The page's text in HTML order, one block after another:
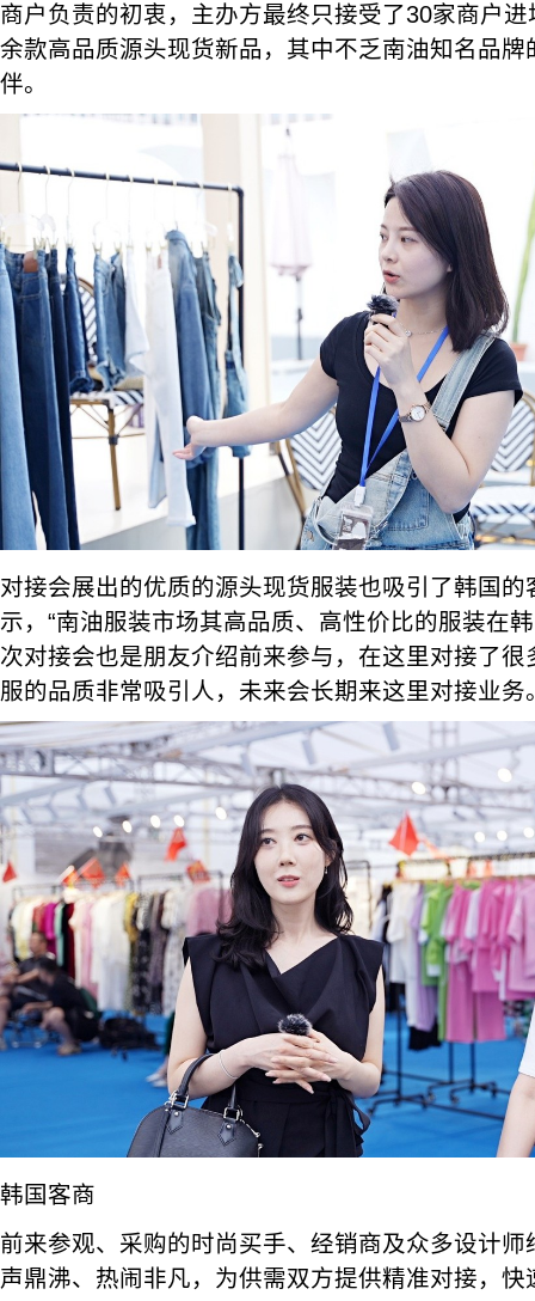
商户负责的初衷，主办方最终只接受了30家商户
余款高品质源头现货新品，其中不乏南油知名品牌
伴。
对接会展出的优质的源头现货服装也吸引了韩国
示，“南油服装市场其高品质、高性价比的服装在
次对接会也是朋友介绍前来参与，在这里对接了
服的品质非常吸引人，未来会长期来这里对接业务
韩国客商
前来参观、采购的时尚买手、经销商及众多设计
声鼎沸、热闹非凡，为供需双方提供精准对接，